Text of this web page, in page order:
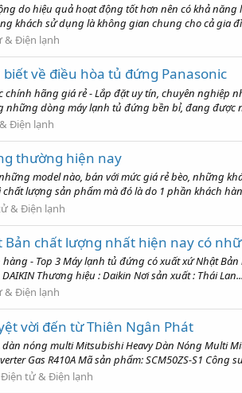
do hiệu quả hoạt động tốt hơn nên có khả
khách sử dụng là không gian chung cho cả gia
& Điện lạnh
về điều hòa tủ đứng Panasonic
hãng giá rẻ - Lắp đặt uy tín, chuyên nghiệp
dòng máy lạnh tủ đứng bền bỉ, đang được
Điện lạnh
thường hiện nay
model nào, bán với mức giá rẻ bèo, những
lượng sản phẩm mà đó là do 1 phần khách
& Điện lạnh
chất lượng nhất hiện nay có
- Top 3 Máy lạnh tủ đứng có xuất xứ Nhật
Thương hiệu : Daikin Nơi sản xuất : Thái Lan...
& Điện lạnh
vời đến từ Thiên Ngân Phát
nóng multi Mitsubishi Heavy Dàn Nóng Multi
Gas R410A Mã sản phẩm: SCM50ZS-S1 Công
Điện tử & Điện lạnh